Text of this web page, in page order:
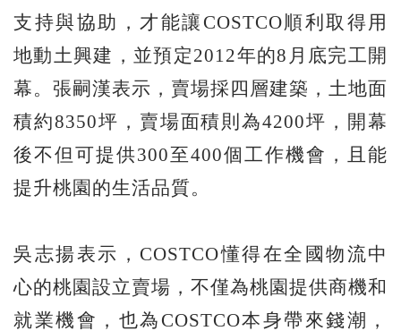
支持與協助，才能讓COSTCO順利取得用
地動土興建，並預定2012年的8月底完工開
幕。張嗣漢表示，賣場採四層建築，土地面
積約8350坪，賣場面積則為4200坪，開幕
後不但可提供300至400個工作機會，且能
提升桃園的生活品質。
吳志揚表示，COSTCO懂得在全國物流中
心的桃園設立賣場，不僅為桃園提供商機和
就業機會，也為COSTCO本身帶來錢潮，